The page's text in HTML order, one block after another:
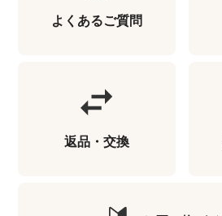
よくあるご質問
返品・交換